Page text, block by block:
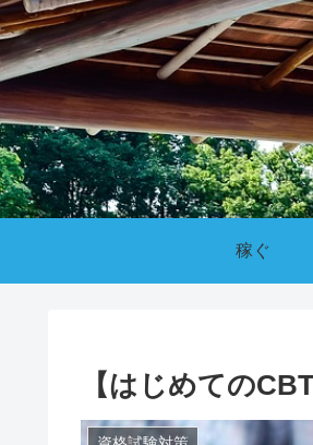
稼ぐ
【はじめての